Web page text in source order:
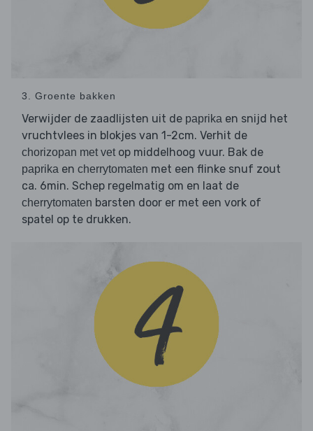
3. Groente bakken
Verwijder de zaadlijsten uit de paprika en snijd het
vruchtvlees in blokjes van 1-2cm. Verhit de
chorizopan met vetop middelhoog vuur. Bak de
paprika en cherrytomaten met een flinke snuf zout
ca. 6min. Schep regelmatig om en laat de
cherrytomaten barsten door er met een vork of
spatel op te drukken.